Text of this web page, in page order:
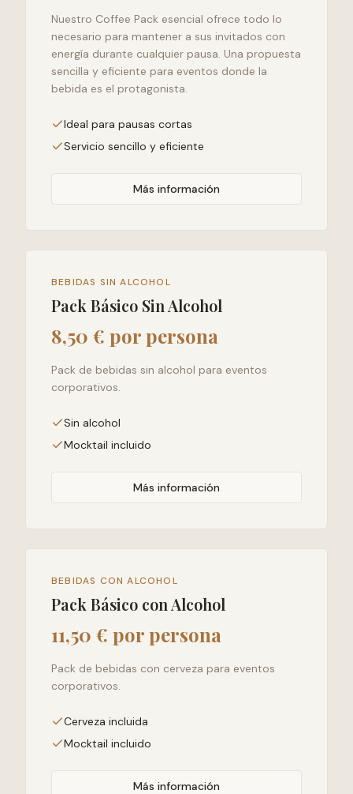
Nuestro Coffee Pack esencial ofrece todo lo
necesario para mantener a sus invitados con
energía durante cualquier pausa. Una propuesta
sencilla y eficiente para eventos donde la
bebida es el protagonista.
Ideal para pausas cortas
Servicio sencillo y eficiente
Más información
BEBIDAS SIN ALCOHOL
Pack Básico Sin Alcohol
8,50 € por persona
Pack de bebidas sin alcohol para eventos
corporativos.
Sin alcohol
Mocktail incluido
Más información
BEBIDAS CON ALCOHOL
Pack Básico con Alcohol
11,50 € por persona
Pack de bebidas con cerveza para eventos
corporativos.
Cerveza incluida
Mocktail incluido
Más información